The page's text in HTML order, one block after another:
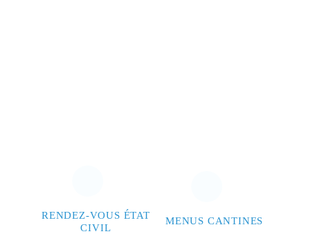
RENDEZ-VOUS ÉTAT
CIVIL
MENUS CANTINES